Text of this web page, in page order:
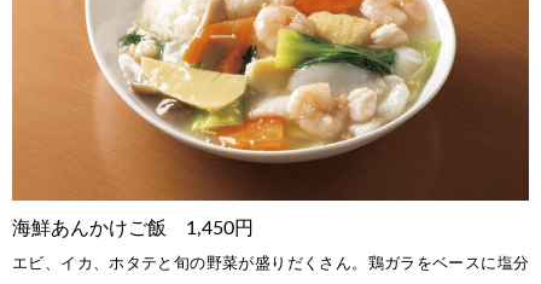
海鮮あんかけご飯 1,450円
エビ、イカ、ホタテと旬の野菜が盛りだくさん。鶏ガラをベースに塩分